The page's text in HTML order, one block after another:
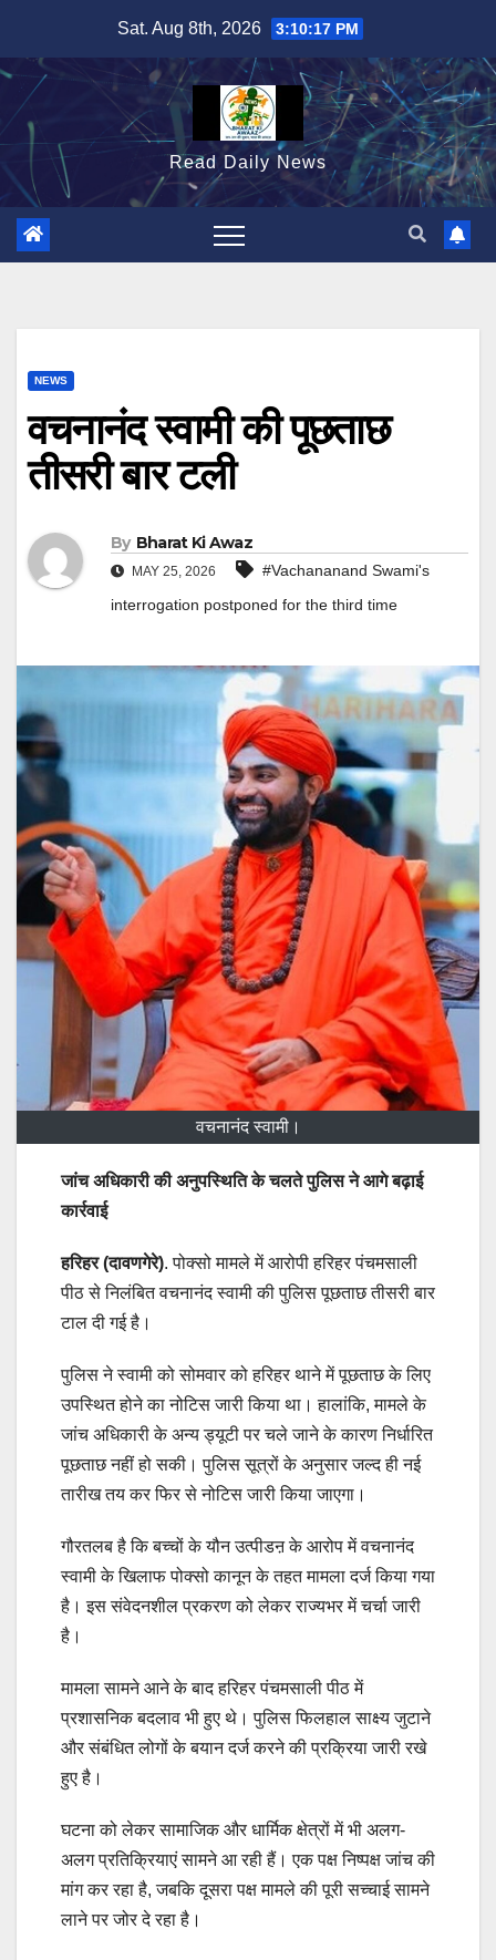
content
Sat. Aug 8th, 2026 3:10:18 PM
Read Daily News
NEWS
वचनानंद स्वामी की पूछताछ
तीसरी बार टली
By Bharat Ki Awaz
MAY 25, 2026
#Vachananand Swami's
interrogation postponed for the third time
वचनानंद स्वामी।
जांच अधिकारी की अनुपस्थिति के चलते पुलिस ने आगे बढ़ाई
कार्रवाई
हरिहर (दावणगेरे). पोक्सो मामले में आरोपी हरिहर पंचमसाली
पीठ से निलंबित वचनानंद स्वामी की पुलिस पूछताछ तीसरी बार
टाल दी गई है।
पुलिस ने स्वामी को सोमवार को हरिहर थाने में पूछताछ के लिए
उपस्थित होने का नोटिस जारी किया था। हालांकि, मामले के
जांच अधिकारी के अन्य ड्यूटी पर चले जाने के कारण निर्धारित
पूछताछ नहीं हो सकी। पुलिस सूत्रों के अनुसार जल्द ही नई
तारीख तय कर फिर से नोटिस जारी किया जाएगा।
गौरतलब है कि बच्चों के यौन उत्पीडऩ के आरोप में वचनानंद
स्वामी के खिलाफ पोक्सो कानून के तहत मामला दर्ज किया गया
है। इस संवेदनशील प्रकरण को लेकर राज्यभर में चर्चा जारी
है।
मामला सामने आने के बाद हरिहर पंचमसाली पीठ में
प्रशासनिक बदलाव भी हुए थे। पुलिस फिलहाल साक्ष्य जुटाने
और संबंधित लोगों के बयान दर्ज करने की प्रक्रिया जारी रखे
हुए है।
घटना को लेकर सामाजिक और धार्मिक क्षेत्रों में भी अलग-
अलग प्रतिक्रियाएं सामने आ रही हैं। एक पक्ष निष्पक्ष जांच की
मांग कर रहा है, जबकि दूसरा पक्ष मामले की पूरी सच्चाई सामने
लाने पर जोर दे रहा है।